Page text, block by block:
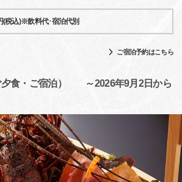
(税込)※飲料代･宿泊代別
ご宿泊予約はこちら
夕食・ご宿泊） ～2026年9月2日から